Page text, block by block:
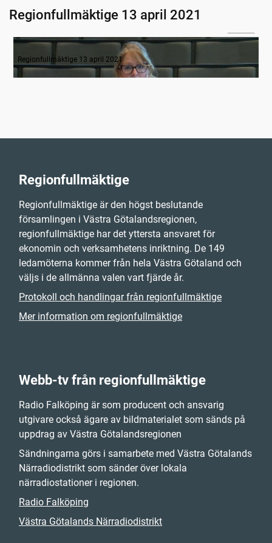
Regionfullmäktige 13 april 2021
Inledande formalia
Regionfullmäktige 13 april 2021
Regionfullmäktige
Regionfullmäktige är den högst beslutande
församlingen i Västra Götalandsregionen,
regionfullmäktige har det yttersta ansvaret för
ekonomin och verksamhetens inriktning. De 149
ledamöterna kommer från hela Västra Götaland och
väljs i de allmänna valen vart fjärde år.
Protokoll och handlingar från regionfullmäktige
Mer information om regionfullmäktige
Webb-tv från regionfullmäktige
Radio Falköping är som producent och ansvarig
utgivare också ägare av bildmaterialet som sänds på
uppdrag av Västra Götalandsregionen
Sändningarna görs i samarbete med Västra Götalands
Närradiodistrikt som sänder över lokala
närradiostationer i regionen.
Radio Falköping
Västra Götalands Närradiodistrikt